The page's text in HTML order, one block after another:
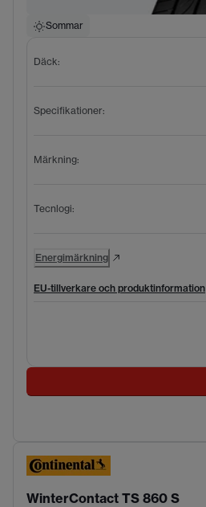
Sommar
Däck:
Specifikationer:
Märkning:
Tecnlogi:
Energimärkning
EU-tillverkare och produktinformation
WinterContact TS 860 S